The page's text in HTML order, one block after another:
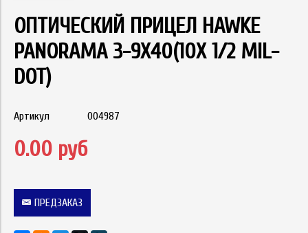
ОПТИЧЕСКИЙ ПРИЦЕЛ HAWKE
PANORAMA 3-9X40(10Х 1/2 MIL-
DOT)
Артикул 004987
0.00 руб
ПРЕДЗАКАЗ